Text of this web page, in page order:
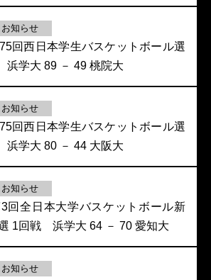
お知らせ
回西日本学生バスケットボール選
学大 89 － 49 桃院大
お知らせ
回西日本学生バスケットボール選
学大 80 － 44 大阪大
お知らせ
3回全日本大学バスケットボール新
1回戦 浜学大 64 － 70 愛知大
お知らせ